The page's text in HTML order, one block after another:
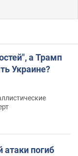
а Трамп
Украине?
атаки погиб